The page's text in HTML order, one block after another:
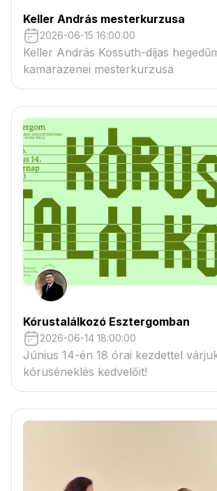
Keller András mesterkurzusa
2026-06-15 16:00:00
Keller András Kossuth-díjas
kamarazenei mesterkurzusa
Kórustalálkozó Esztergomban
2026-06-14 18:00:00
Június 14-én 18 órai kezdettel
kóruséneklés kedvelőit!